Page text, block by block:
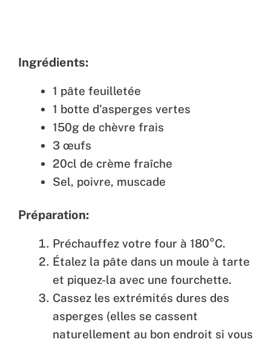
Ingrédients:
1 pâte feuilletée
1 botte d’asperges vertes
150g de chèvre frais
3 œufs
20cl de crème fraîche
Sel, poivre, muscade
Préparation:
Préchauffez votre four à 180°C.
Étalez la pâte dans un moule à tarte
et piquez-la avec une fourchette.
Cassez les extrémités dures des
asperges (elles se cassent
naturellement au bon endroit si vous